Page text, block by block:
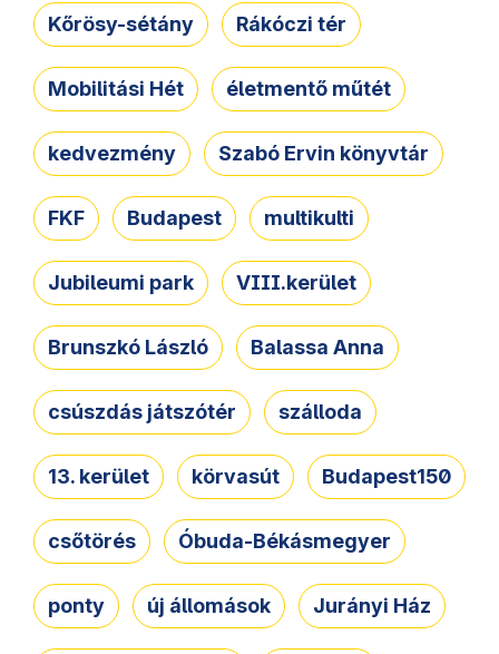
Kőrösy-sétány Rákóczi tér
Mobilitási Hét életmentő műtét
kedvezmény Szabó Ervin könyvtár
FKF Budapest multikulti
Jubileumi park VIII.kerület
Brunszkó László Balassa Anna
csúszdás játszótér szálloda
13. kerület körvasút Budapest150
csőtörés Óbuda-Békásmegyer
ponty új állomások Jurányi Ház